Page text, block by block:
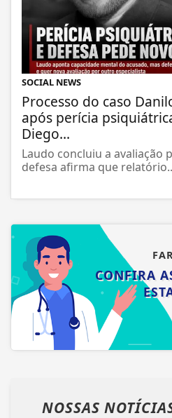
SOCIAL NEWS
Processo do caso
após perícia
Diego...
Laudo concluiu a avaliação
defesa afirma que
CONFIRA
NOSSAS